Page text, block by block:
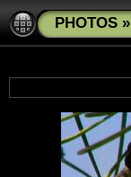
PHOTOS »